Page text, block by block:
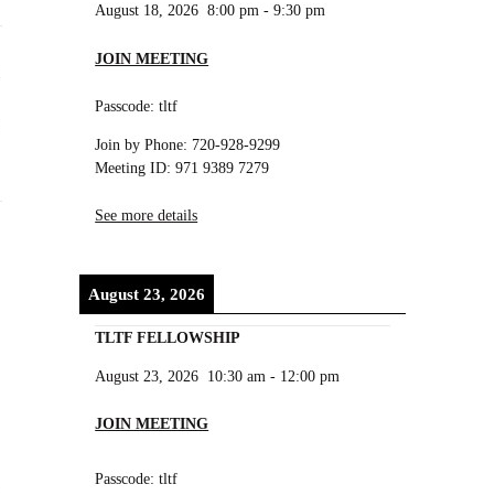
August 18, 2026 8:00 pm -9:30 pm
JOIN MEETING
Passcode: tltf
Join by Phone: 720-928-9299
Meeting ID: 971 9389 7279
See more details
August 23, 2026
TLTF FELLOWSHIP
August 23, 2026 10:30 am - 12:00 pm
JOIN MEETING
Passcode: tltf